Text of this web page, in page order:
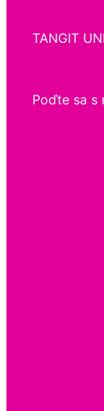
TANGIT
Poďte sa s